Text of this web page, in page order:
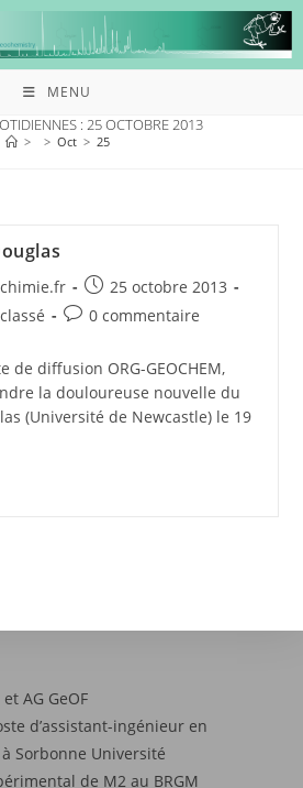
MENU
: 25 OCTOBRE 2013
> > Oct > 25
25 octobre 2013
0 commentaire
de diffusion ORG-GEOCHEM,
la douloureuse nouvelle du
(Université de Newcastle) le 19
AG GeOF
d’assistant-ingénieur en
Sorbonne Université
de M2 au BRGM